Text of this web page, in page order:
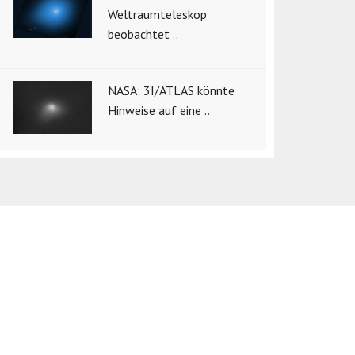
Weltraumteleskop
beobachtet ..
NASA: 3I/ATLAS könnte
Hinweise auf eine ..